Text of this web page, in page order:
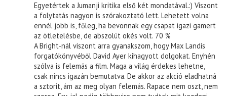
Egyetértek a Jumanji kritika első két mondatával.:) Viszont
a folytatás nagyon is szórakoztató lett. Lehetett volna
ennél jobb is, főleg, ha bevonnak egy csapat igazi gamert
az ötletelésbe, de abszolút okés volt. 70 %
A Bright-nál viszont arra gyanakszom, hogy Max Landis
forgatókönyvéből David Ayer kihagyott dolgokat. Enyhén
szólva is felemás a film. Maga a világ érdekes lehetne,
csak nincs igazán bemutatva. De akkor az akció eladhatná
a sztorit, ám az meg olyan felemás. Rapace nem oszt, nem